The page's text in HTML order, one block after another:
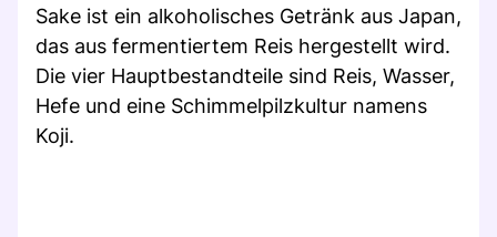
Sake ist ein alkoholisches Getränk aus Japan,
das aus fermentiertem Reis hergestellt wird.
Die vier Hauptbestandteile sind Reis, Wasser,
Hefe und eine Schimmelpilzkultur namens
Koji.